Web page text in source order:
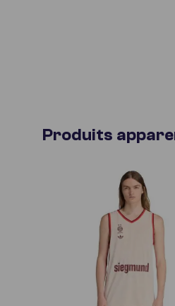
Produits